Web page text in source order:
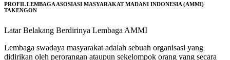
PROFIL LEMBAGA ASOSIASI MASYARAKAT MADANI INDONESIA (AMMI)
TAKENGON
Latar Belakang Berdirinya Lembaga AMMI
Lembaga swadaya masyarakat adalah sebuah organisasi yang
didirikan oleh perorangan ataupun sekelompok orang yang secara